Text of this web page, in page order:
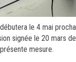
le 4 mai
signée le 20 mars
mesure.